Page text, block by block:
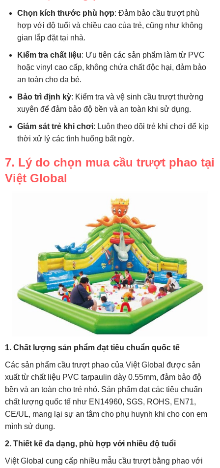
Chọn kích thước phù hợp: Đảm bảo cầu trượt phù
hợp với độ tuổi và chiều cao của trẻ, cũng như không
gian lắp đặt tại nhà.
Kiểm tra chất liệu: Ưu tiên các sản phẩm làm từ PVC
hoặc vinyl cao cấp, không chứa chất độc hại, đảm bảo
an toàn cho da bé.
Bảo trì định kỳ: Kiểm tra và vệ sinh cầu trượt thường
xuyên để đảm bảo độ bền và an toàn khi sử dụng.
Giám sát trẻ khi chơi: Luôn theo dõi trẻ khi chơi để kịp
thời xử lý các tình huống bất ngờ.
7. Lý do chọn mua cầu trượt phao tại
Việt Global
1. Chất lượng sản phẩm đạt tiêu chuẩn quốc tế
Các sản phẩm cầu trượt phao của Việt Global được sản
xuất từ chất liệu PVC tarpaulin dày 0.55mm, đảm bảo độ
bền và an toàn cho trẻ nhỏ. Sản phẩm đạt các tiêu chuẩn
chất lượng quốc tế như EN14960, SGS, ROHS, EN71,
CE/UL, mang lại sự an tâm cho phụ huynh khi cho con em
mình sử dụng.
2. Thiết kế đa dạng, phù hợp với nhiều độ tuổi
Việt Global cung cấp nhiều mẫu cầu trượt bằng phao với